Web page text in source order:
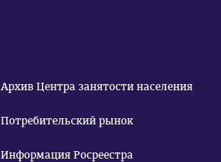
Архив Центра занятости населения
Потребительский рынок
Информация Росреестра